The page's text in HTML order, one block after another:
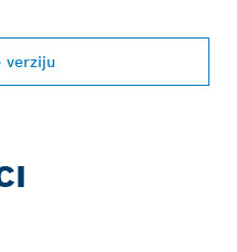
verziju